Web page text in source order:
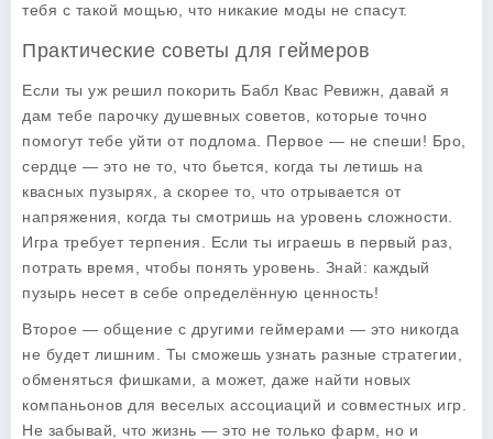
тебя с такой мощью, что никакие моды не спасут.
Практические советы для геймеров
Если ты уж решил покорить Бабл Квас Ревижн, давай я
дам тебе парочку душевных советов, которые точно
помогут тебе уйти от подлома. Первое — не спеши! Бро,
сердце — это не то, что бьется, когда ты летишь на
квасных пузырях, а скорее то, что отрывается от
напряжения, когда ты смотришь на уровень сложности.
Игра требует терпения. Если ты играешь в первый раз,
потрать время, чтобы понять уровень. Знай: каждый
пузырь несет в себе определённую ценность!
Второе — общение с другими геймерами — это никогда
не будет лишним. Ты сможешь узнать разные стратегии,
обменяться фишками, а может, даже найти новых
компаньонов для веселых ассоциаций и совместных игр.
Не забывай, что жизнь — это не только фарм, но и